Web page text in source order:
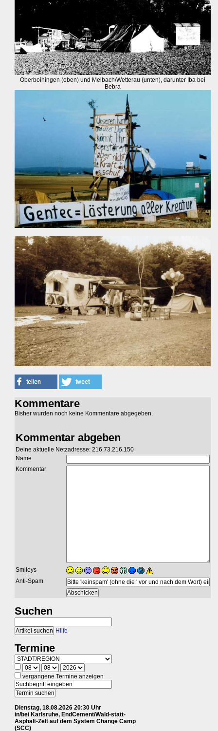
Oberboihingen (oben) und Melbach/Wetterau (unten), darunter Iba bei
Bebra
Kommentare
Bisher wurden noch keine Kommentare abgegeben.
Kommentar abgeben
Deine aktuelle Netzadresse: 216.73.216.150
Name
Kommentar
Smileys
Anti-Spam
Suchen
Hilfe
Termine
vergangene Termine anzeigen
Dienstag, 18.08.2026 20:30 Uhr
in/bei Karlsruhe, EndCement/Wald-statt-
Asphalt-Zelt auf dem System Change Camp
(SCC)